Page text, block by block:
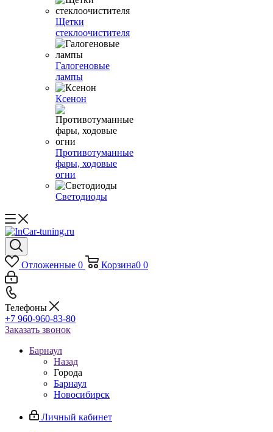
Щетки
стеклоочистителя
Галогеновые
лампы
Ксенон
Противотуманные
фары, ходовые
огни
Светодиоды
Отложенные 0 Корзина0 0
Телефоны
+7 960-960-83-80
Заказать звонок
Барнаул
Назад
Города
Барнаул
Новосибирск
Личный кабинет